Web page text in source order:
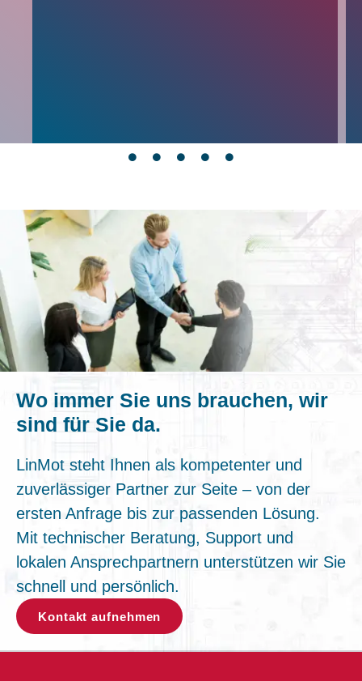
Wo immer Sie uns brauchen, wir
sind für Sie da.
LinMot steht Ihnen als kompetenter und
zuverlässiger Partner zur Seite – von der
ersten Anfrage bis zur passenden Lösung.
Mit technischer Beratung, Support und
lokalen Ansprechpartnern unterstützen wir Sie
schnell und persönlich.
Kontakt aufnehmen